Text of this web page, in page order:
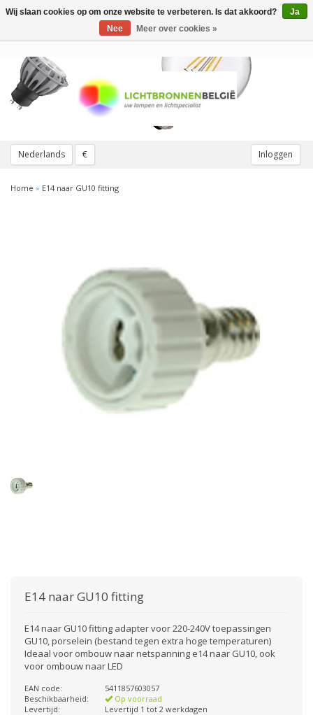
Nederlands € Inloggen
Toggle
Home » E14 naar GU10 fitting
E14 naar GU10 fitting
E14 naar GU10 fitting adapter voor 220-240V toepassingen
GU10, porselein (bestand tegen extra hoge temperaturen)
Ideaal voor ombouw naar netspanning e14 naar GU10, ook
voor ombouw naar LED
EAN code:
5411857603057
Beschikbaarheid:
Op voorraad
Levertijd:
Levertijd 1 tot 2 werkdagen
Wij slaan cookies op om onze website te verbeteren. Is dat akkoord?
Ja
Nee
Meer over cookies »